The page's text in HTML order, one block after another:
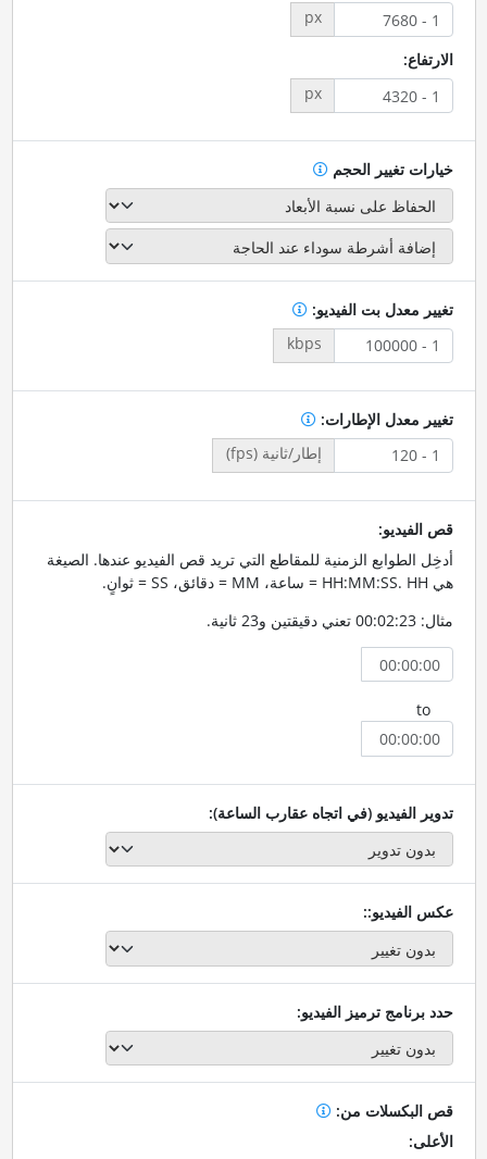
px
الارتفاع:
px
خيارات تغيير الحجم
تغيير معدل بت الفيديو:
kbps
تغيير معدل الإطارات:
إطار/ثانية (fps)
قص الفيديو:
أدخِل الطوابع الزمنية للمقاطع التي تريد قص الفيديو عندها. الصيغة
هي HH:MM:SS. HH = ساعة، MM = دقائق، SS = ثوانٍ.
مثال: 00:02:23 تعني دقيقتين و23 ثانية.
to
تدوير الفيديو (في اتجاه عقارب الساعة):
عكس الفيديو::
حدد برنامج ترميز الفيديو:
قص البكسلات من:
الأعلى: